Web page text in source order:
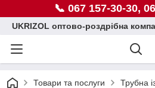
📞 067 157-30-30,
UKRIZOL оптово-роздрібна
Товари та послуги Трубна